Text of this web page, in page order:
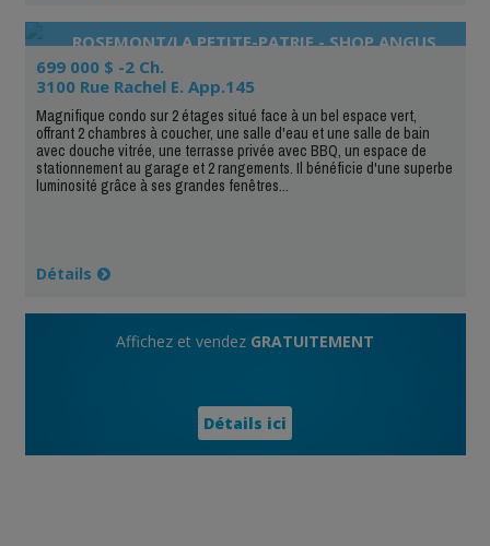
ROSEMONT/LA PETITE-PATRIE - SHOP ANGUS
699 000 $ -2 Ch.
3100 Rue Rachel E. App.145
Magnifique condo sur 2 étages situé face à un bel espace vert,
offrant 2 chambres à coucher, une salle d'eau et une salle de bain
avec douche vitrée, une terrasse privée avec BBQ, un espace de
stationnement au garage et 2 rangements. Il bénéficie d'une superbe
luminosité grâce à ses grandes fenêtres...
Détails
Affichez et vendez GRATUITEMENT
Détails ici